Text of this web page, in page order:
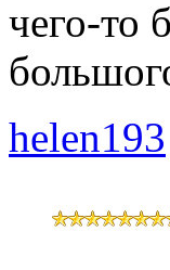
чего-то
helen193